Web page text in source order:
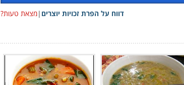
מצאת טעות?| דווח על הפרת זכויות יוצרים